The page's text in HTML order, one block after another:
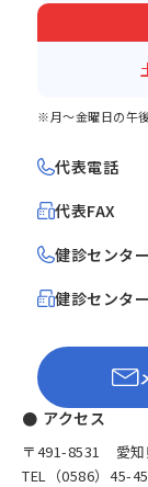
※月～金曜日の午
代表電話
代表FAX
健診センター
健診センタ
● アクセス
〒491-8531 愛知
TEL（0586）45-